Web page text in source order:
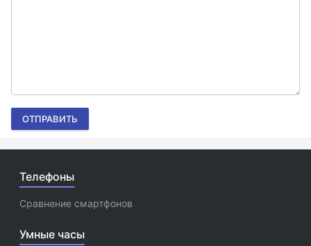
ОТПРАВИТЬ
Телефоны
Сравнение смартфонов
Умные часы